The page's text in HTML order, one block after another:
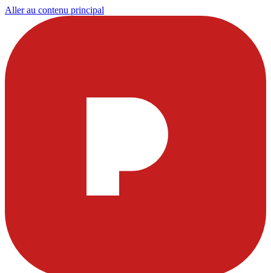
Aller au contenu principal